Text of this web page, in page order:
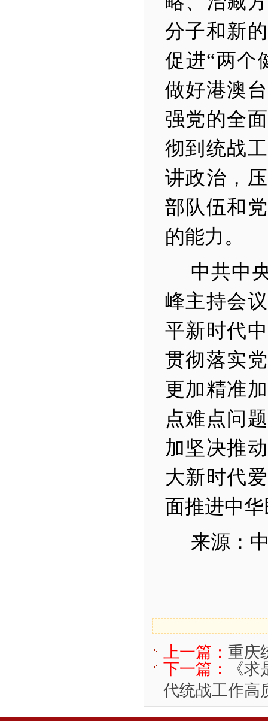
分子和新
促进“两个
做好港澳
强党的全
彻到统战
讲政治，
部队伍和
的能力。
中共中
峰主持会
平新时代
贯彻落实
更加精准
点难点问
加坚决推
大新时代
面推进中
来源：
上一篇：重庆
下一篇：
《
代统战工作高